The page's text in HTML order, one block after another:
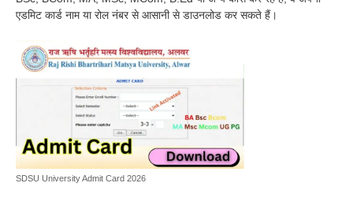
एडमिट कार्ड नाम या रोल नंबर से आसानी से डाउनलोड कर सकते हैं।
SDSU University Admit Card 2026